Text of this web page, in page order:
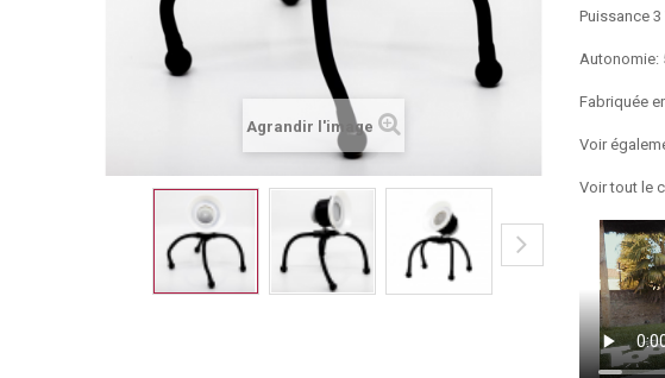
Agrandir l'image
Puissance
Autonomie:
Fabriquée
Voir
Voir tout le